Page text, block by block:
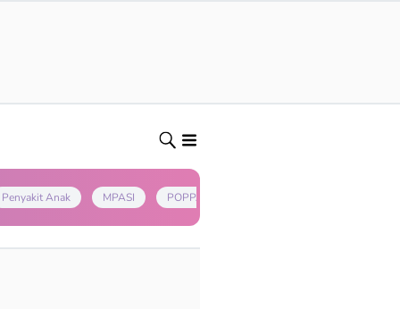
Penyakit Anak MPASI POPPAPA